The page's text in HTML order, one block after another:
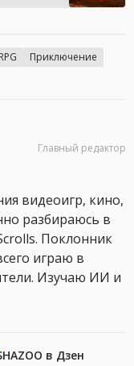
RPG
Приключение
Главный редактор
видеоигр, кино,
разбираюсь в
Поклонник
играю в
Изучаю ИИ и
в Дзен